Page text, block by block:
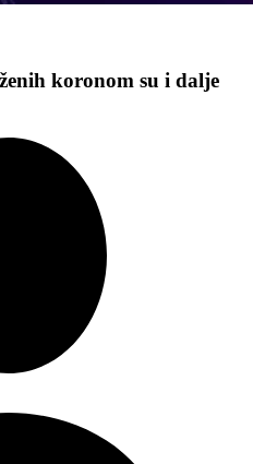
koronom su i dalje